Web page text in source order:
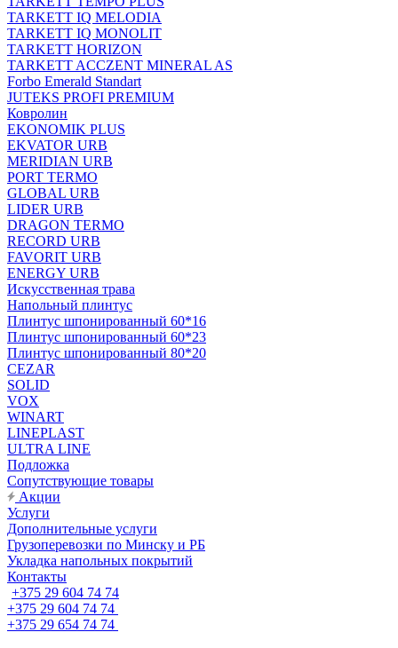
TARKETT IQ MELODIA
TARKETT IQ MONOLIT
TARKETT HORIZON
TARKETT ACCZENT MINERAL AS
Forbo Emerald Standart
JUTEKS PROFI PREMIUM
Ковролин
EKONOMIK PLUS
EKVATOR URB
MERIDIAN URB
PORT TERMO
GLOBAL URB
LIDER URB
DRAGON TERMO
RECORD URB
FAVORIT URB
ENERGY URB
Искусственная трава
Напольный плинтус
Плинтус шпонированный 60*16
Плинтус шпонированный 60*23
Плинтус шпонированный 80*20
CEZAR
SOLID
VOX
WINART
LINEPLAST
ULTRA LINE
Подложка
Сопутствующие товары
Акции
Услуги
Дополнительные услуги
Грузоперевозки по Минску и РБ
Укладка напольных покрытий
Контакты
+375 29 604 74 74
+375 29 604 74 74
+375 29 654 74 74